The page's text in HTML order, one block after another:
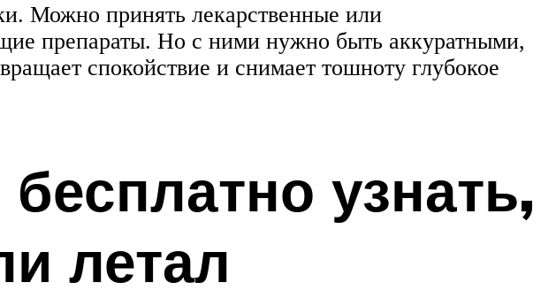
Можно принять лекарственные или
препараты. Но с ними нужно быть аккуратными,
спокойствие и снимает тошноту глубокое
узнать,
летал